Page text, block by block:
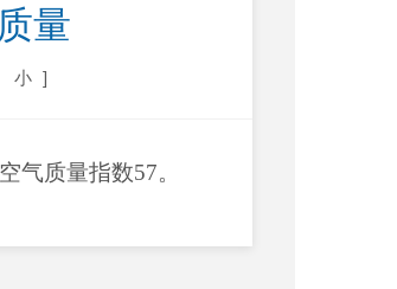
量
小 ]
空气质量指数57。